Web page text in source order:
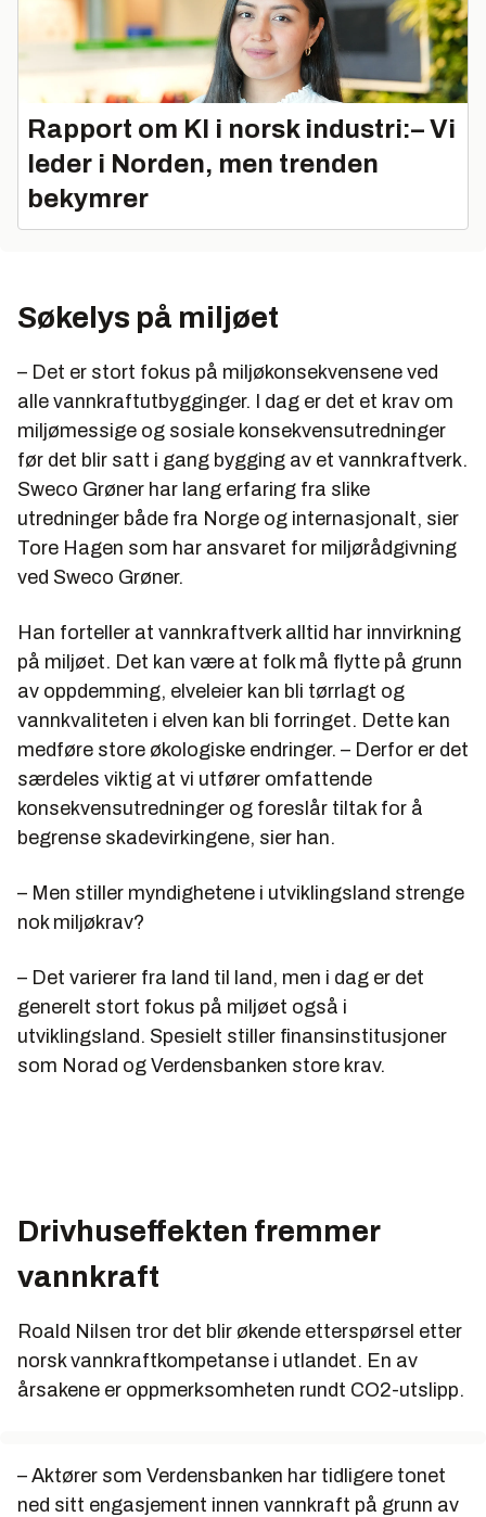
Rapport om KI i norsk industri:– Vi
leder i Norden, men trenden
bekymrer
Søkelys på miljøet
– Det er stort fokus på miljøkonsekvensene ved
alle vannkraftutbygginger. I dag er det et krav om
miljømessige og sosiale konsekvensutredninger
før det blir satt i gang bygging av et vannkraftverk.
Sweco Grøner har lang erfaring fra slike
utredninger både fra Norge og internasjonalt, sier
Tore Hagen som har ansvaret for miljørådgivning
ved Sweco Grøner.
Han forteller at vannkraftverk alltid har innvirkning
på miljøet. Det kan være at folk må flytte på grunn
av oppdemming, elveleier kan bli tørrlagt og
vannkvaliteten i elven kan bli forringet. Dette kan
medføre store økologiske endringer. – Derfor er det
særdeles viktig at vi utfører omfattende
konsekvensutredninger og foreslår tiltak for å
begrense skadevirkingene, sier han.
– Men stiller myndighetene i utviklingsland strenge
nok miljøkrav?
– Det varierer fra land til land, men i dag er det
generelt stort fokus på miljøet også i
utviklingsland. Spesielt stiller finansinstitusjoner
som Norad og Verdensbanken store krav.
Drivhuseffekten fremmer
vannkraft
Roald Nilsen tror det blir økende etterspørsel etter
norsk vannkraftkompetanse i utlandet. En av
årsakene er oppmerksomheten rundt CO2-utslipp.
– Aktører som Verdensbanken har tidligere tonet
ned sitt engasjement innen vannkraft på grunn av